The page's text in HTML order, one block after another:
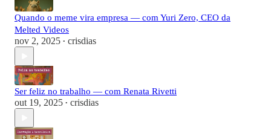
Quando o meme vira empresa — com Yuri Zero, CEO da
Melted Videos
nov 2, 2025 • crisdias
Ser feliz no trabalho — com Renata Rivetti
out 19, 2025 • crisdias